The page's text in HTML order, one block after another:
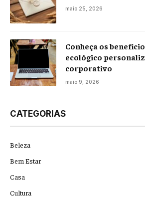
maio 25, 2026
Conheça os
ecológico
corporativo
maio 9, 2026
CATEGORIAS
Beleza
Bem Estar
Casa
Cultura